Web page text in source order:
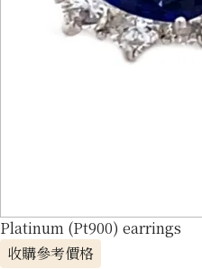
Platinum (Pt900) earrings
收購參考價格